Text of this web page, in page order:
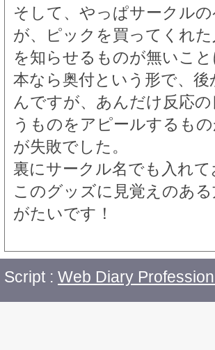
そして、やっぱサークル
が、ピックを買ってくれ
を知らせるものが無いこ
本なら奥付という形で、
んですが、あんだけ反応
うものをアピールするも
が失敗でした。
裏にサークル名でも入れ
このグッズに見覚えのあ
がたいです！
Script : Web Diary